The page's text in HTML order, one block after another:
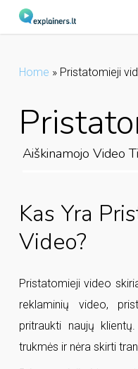
Skip
to
content
Home » Pristatomieji
Aiškinamojo Video
Kas Yra
Video?
Pristatomieji video
reklaminių video,
pritraukti naujų
trukmės ir nėra skirti